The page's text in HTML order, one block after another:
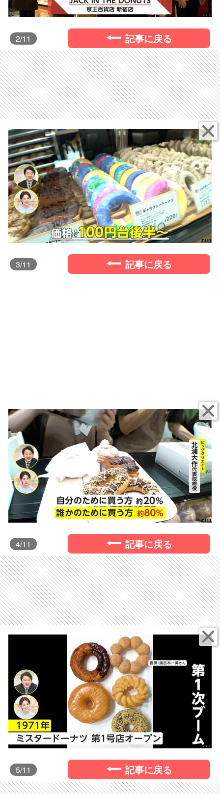
2/11 記事に戻る
3/11 記事に戻る
4/11 記事に戻る
5/11 記事に戻る